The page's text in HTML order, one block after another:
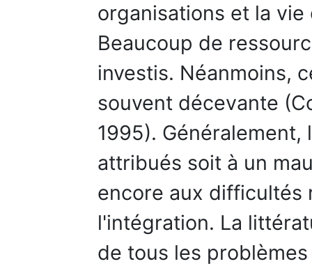
organisations et la
Beaucoup de
investis. Néanmoins,
souvent décevante
1995).
attribués soit à un
encore aux difficultés
l'intégration. La
de tous les